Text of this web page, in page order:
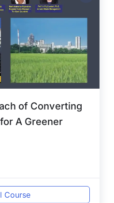
of Converting
A Greener
Course